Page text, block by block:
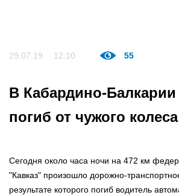
29.07.19 12:10 55
В Кабардино-
погиб от чужого колеса
Сегодня около часа ночи на 472 км
"Кавказ" произошло дорожно-
результате которого погиб водитель